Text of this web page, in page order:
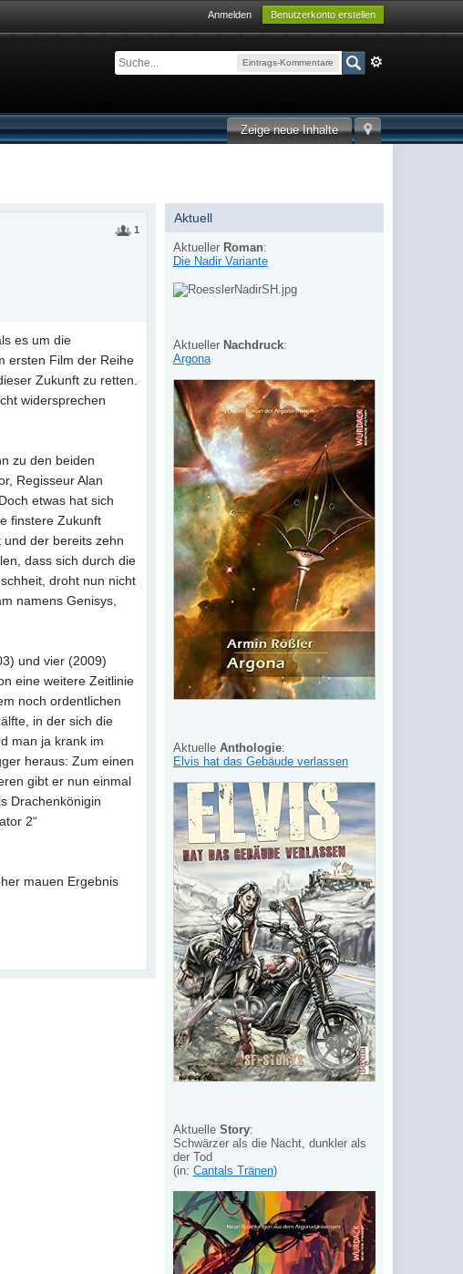
Anmelden Benutzerkonto erstellen
Eintrags-Kommentare
Zeige neue Inhalte
1
es um die
ersten Film der Reihe
Zukunft zu retten.
widersprechen
zu den beiden
Regisseur Alan
etwas hat sich
finstere Zukunft
und der bereits zehn
dass sich durch die
droht nun nicht
namens Genisys,
und vier (2009)
eine weitere Zeitlinie
noch ordentlichen
in der sich die
man ja krank im
heraus: Zum einen
gibt er nun einmal
Drachenkönigin
2“
mauen Ergebnis
Aktuell
Aktueller Roman:
Die Nadir Variante
Aktueller Nachdruck:
Argona
Aktuelle Anthologie:
Elvis hat das Gebäude verlassen
Aktuelle Story:
Schwärzer als die Nacht, dunkler als
der Tod
(in: Cantals Tränen)